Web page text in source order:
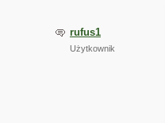
rufus1
Użytkownik